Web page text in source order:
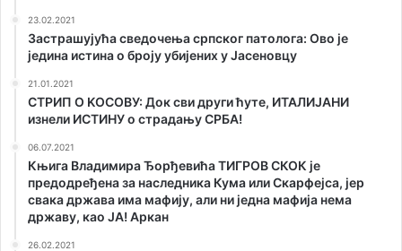
23.02.2021
Застрашујућа сведочења српског патолога: Ово је
једина истина о броју убијених у Јасеновцу
21.01.2021
СТРИП О KОСОВУ: Док сви други ћуте, ИТАЛИЈАНИ
изнели ИСТИНУ о страдању СРБА!
06.07.2021
Књига Владимира Ђорђевића ТИГРОВ СКОК је
предодређена за наследника Кума или Скарфејса, јер
свака држава има мафију, али ни једна мафија нема
државу, као ЈА! Аркан
26.02.2021